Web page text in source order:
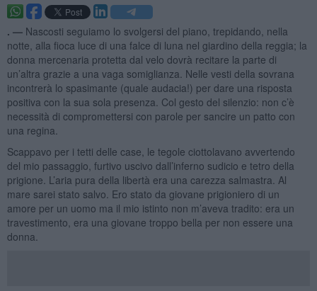
. — Nascosti seguiamo lo svolgersi del piano, trepidando, nella
notte, alla fioca luce di una falce di luna nel giardino della reggia; la
donna mercenaria protetta dal velo dovrà recitare la parte di
un’altra grazie a una vaga somiglianza. Nelle vesti della sovrana
incontrerà lo spasimante (quale audacia!) per dare una risposta
positiva con la sua sola presenza. Col gesto del silenzio: non c’è
necessità di compromettersi con parole per sancire un patto con
una regina.
Scappavo per i tetti delle case, le tegole ciottolavano avvertendo
del mio passaggio, furtivo uscivo dall’inferno sudicio e tetro della
prigione. L’aria pura della libertà era una carezza salmastra. Al
mare sarei stato salvo. Ero stato da giovane prigioniero di un
amore per un uomo ma il mio istinto non m’aveva tradito: era un
travestimento, era una giovane troppo bella per non essere una
donna.